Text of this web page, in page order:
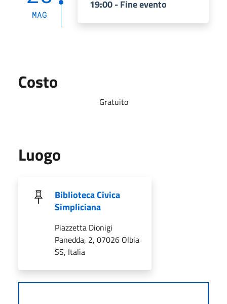
MAG
19:00 - Fine evento
Costo
Gratuito
Luogo
Biblioteca Civica
Simpliciana
Piazzetta Dionigi
Panedda, 2, 07026 Olbia
SS, Italia